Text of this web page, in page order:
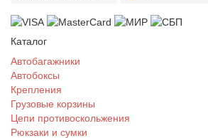
Каталог
Автобагажники
Автобоксы
Крепления
Грузовые корзины
Цепи противоскольжения
Рюкзаки и сумки